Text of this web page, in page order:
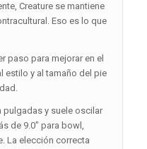
Creature se mantiene
Eso es lo que
paso para mejorar en el
estilo y al tamaño del pie
pulgadas y suele oscilar
de 9.0″ para bowl,
La elección correcta